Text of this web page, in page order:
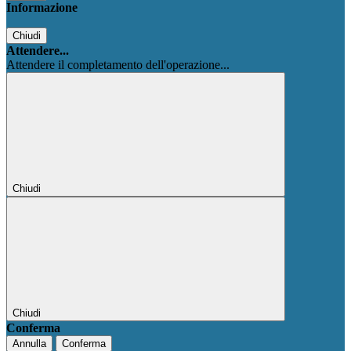
Informazione
Chiudi
Attendere...
Attendere il completamento dell'operazione...
Chiudi
Chiudi
Conferma
Annulla Conferma